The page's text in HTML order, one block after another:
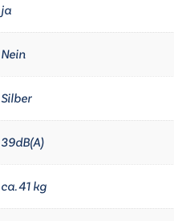
ja
Nein
Silber
39dB(A)
ca. 41 kg